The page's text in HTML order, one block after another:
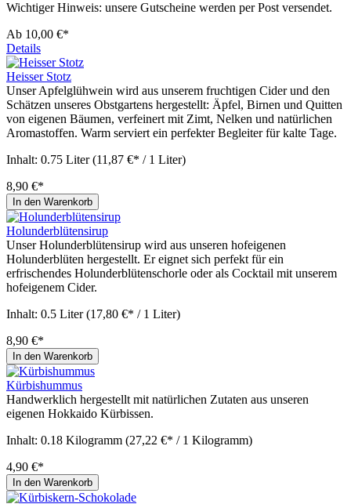
Wichtiger Hinweis: unsere Gutscheine werden per Post versendet.
Ab 10,00 €*
Details
Heisser Stotz
Unser Apfelglühwein wird aus unserem fruchtigen Cider und den
Schätzen unseres Obstgartens hergestellt: Äpfel, Birnen und Quitten
von eigenen Bäumen, verfeinert mit Zimt, Nelken und natürlichen
Aromastoffen. Warm serviert ein perfekter Begleiter für kalte Tage.
Inhalt: 0.75 Liter(11,87 €* / 1 Liter)
8,90 €*
In den Warenkorb
Holunderblütensirup
Unser Holunderblütensirup wird aus unseren hofeigenen
Holunderblüten hergestellt. Er eignet sich perfekt für ein
erfrischendes Holunderblütenschorle oder als Cocktail mit unserem
hofeigenem Cider.
Inhalt: 0.5 Liter(17,80 €* / 1 Liter)
8,90 €*
In den Warenkorb
Kürbishummus
Handwerklich hergestellt mit natürlichen Zutaten aus unseren
eigenen Hokkaido Kürbissen.
Inhalt: 0.18 Kilogramm (27,22 €* / 1 Kilogramm)
4,90 €*
In den Warenkorb